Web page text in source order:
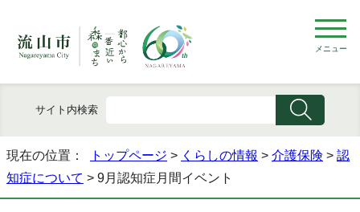
メニュー
サイト内検索
現在の位置： トップページ > くらしの情報 > 介護保険 > 認
知症について > 9月認知症月間イベント